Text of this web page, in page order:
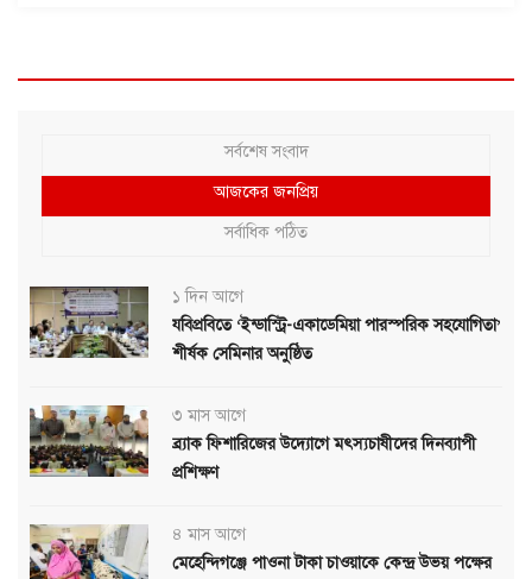
সর্বশেষ সংবাদ
আজকের জনপ্রিয়
সর্বাধিক পঠিত
১ দিন আগে
যবিপ্রবিতে ‘ইন্ডাস্ট্রি-একাডেমিয়া পারস্পরিক সহযোগিতা’
শীর্ষক সেমিনার অনুষ্ঠিত
৩ মাস আগে
ব্র্যাক ফিশারিজের উদ্যোগে মৎস্যচাষীদের দিনব্যাপী
প্রশিক্ষণ
৪ মাস আগে
মেহেন্দিগঞ্জে পাওনা টাকা চাওয়াকে কেন্দ্র উভয় পক্ষের